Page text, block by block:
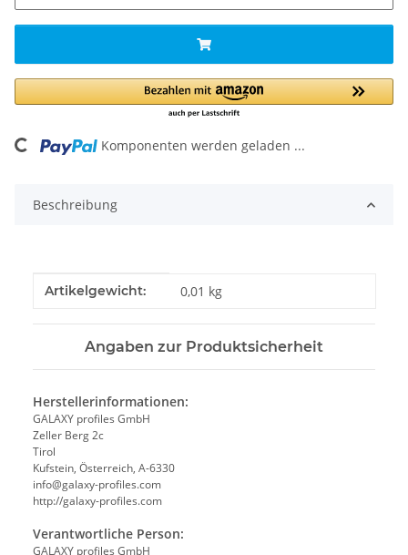
Loading... Komponenten werden geladen ...
Beschreibung
Produkteigenschaft
Wert
Artikelgewicht: 0,01 kg
Angaben zur Produktsicherheit
Herstellerinformationen:
GALAXY profiles GmbH
Zeller Berg 2c
Tirol
Kufstein, Österreich, A-6330
info@galaxy-profiles.com
http://galaxy-profiles.com
Verantwortliche Person:
GALAXY profiles GmbH